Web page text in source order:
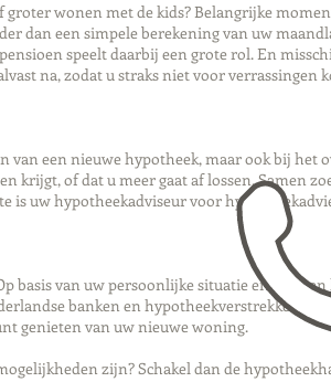
groter wonen met de kids? Belangrijke
dan een simpele berekening van uw
speelt daarbij een grote rol. En
na, zodat u straks niet voor verrassingen
van een nieuwe hypotheek, maar ook bij
krijgt, of dat u meer gaat af lossen. Samen
is uw hypotheekadviseur voor
basis van uw persoonlijke situatie en
banken en hypotheekverstrekkers,
genieten van uw nieuwe woning.
zijn? Schakel dan de